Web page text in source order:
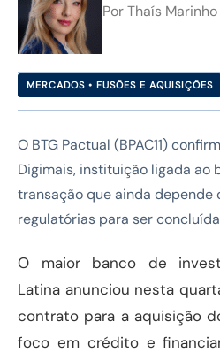
PorThaís Marinho
MERCADOS • FUSÕES E AQUISIÇÕES
O BTG Pactual (BPAC11)
Digimais, instituição ligada ao
transação que ainda depende
regulatórias para ser
O maior banco de
Latina anunciou nesta
contrato para a aquisição
foco em crédito e